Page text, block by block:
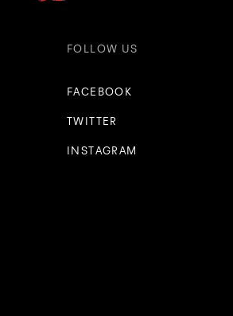
FOLLOW US
FACEBOOK
TWITTER
INSTAGRAM